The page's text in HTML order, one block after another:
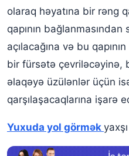
olaraq həyatına bir rəng
qapının bağlanmasından
açılacağına və bu
bir fürsətə çevriləcəyinə,
əlaqəyə üzülənlər üçün
qarşılaşacaqlarına işarə
Yuxuda yol görmək